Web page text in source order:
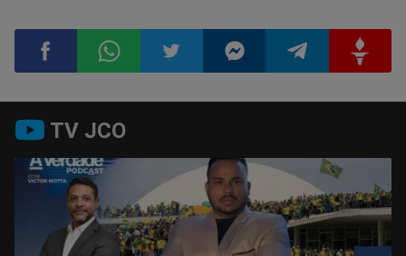
Compartilhar
no
Facebook
no
Whatsapp
no
Twitter
no
Messenger
no
Telegram
no
Gettr
TV JCO